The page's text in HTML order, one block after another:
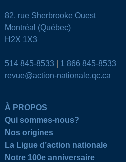
82, rue Sherbrooke Ouest
Montréal (Québec)
H2X 1X3
514 845-8533
1 866 845-8533
revue@action-nationale.qc.ca
À PROPOS
Qui sommes-nous?
Nos origines
La Ligue d’action nationale
Notre 100e anniversaire